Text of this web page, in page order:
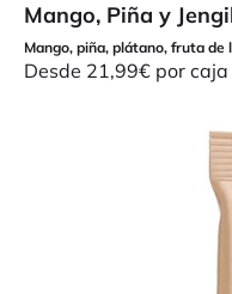
Mango, Piña y
Mango, piña, plátano, fruta de
Precio de oferta
Desde 21,99€ por caja